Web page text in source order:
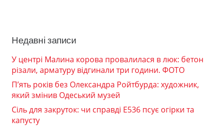
Недавні записи
У центрі Малина корова провалилася в люк: бетон
різали, арматуру відгинали три години. ФОТО
П’ять років без Олександра Ройтбурда: художник,
який змінив Одеський музей
Сіль для закруток: чи справді Е536 псує огірки та
капусту